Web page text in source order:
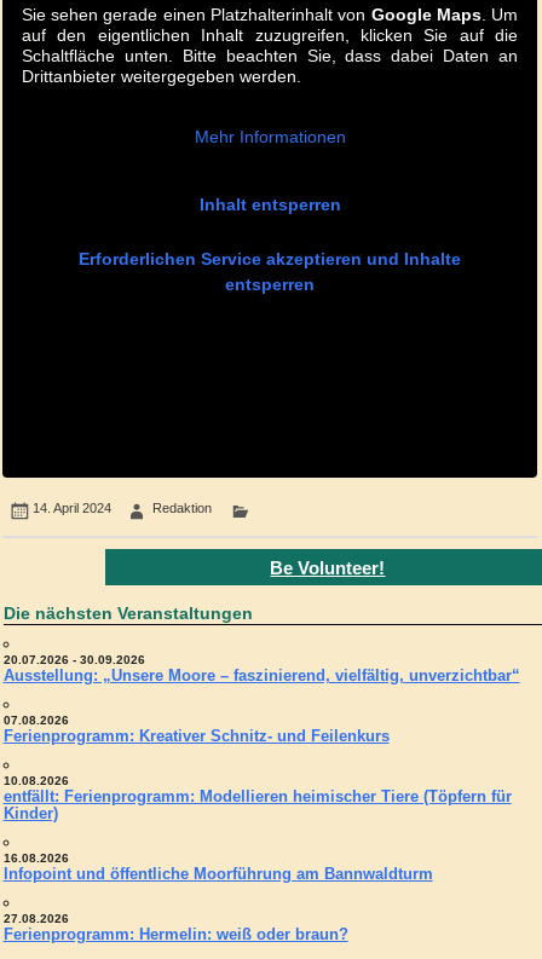
Sie sehen gerade einen Platzhalterinhalt von Google Maps . Um
auf den eigentlichen Inhalt zuzugreifen, klicken Sie auf die
Schaltfläche unten. Bitte beachten Sie, dass dabei Daten an
Drittanbieter weitergegeben werden.
Mehr Informationen
Inhalt entsperren
Erforderlichen Service akzeptieren und Inhalte
entsperren
14. April 2024 Redaktion
Be Volunteer!
Die nächsten Veranstaltungen
20.07.2026 - 30.09.2026
Ausstellung: „Unsere Moore – faszinierend, vielfältig, unverzichtbar“
07.08.2026
Ferienprogramm: Kreativer Schnitz- und Feilenkurs
10.08.2026
entfällt: Ferienprogramm: Modellieren heimischer Tiere (Töpfern für
Kinder)
16.08.2026
Infopoint und öffentliche Moorführung am Bannwaldturm
27.08.2026
Ferienprogramm: Hermelin: weiß oder braun?